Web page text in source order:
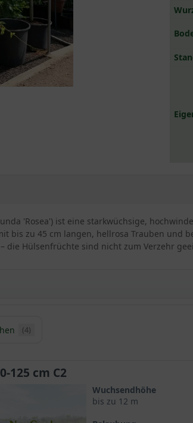
'Rosea') ist eine starkwüchsige,
bis zu 45 cm langen, hellrosa Trauben und
die Hülsenfrüchte sind nicht zum Verzehr
Blauregens / Wisteria floribunda
mit ihrem malerischen und
(4)
125 cm C2
Wuchsendhöhe
bis zu 12 m